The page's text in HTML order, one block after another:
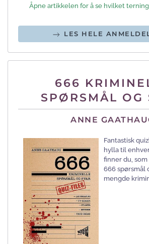
Åpne artikkelen for å se hvilket
LES HELE
666
SPØRSMÅL OG
ANNE
Fantastisk
hylla til
finner du,
666 spørsmål
mengde